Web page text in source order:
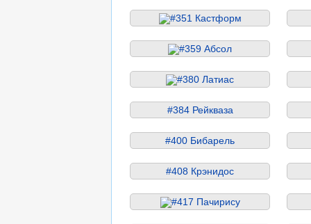
#351 Кастформ
#359 Абсол
#380 Латиас
#384 Рейкваза
#400 Бибарель
#408 Крэнидос
#417 Пачирису